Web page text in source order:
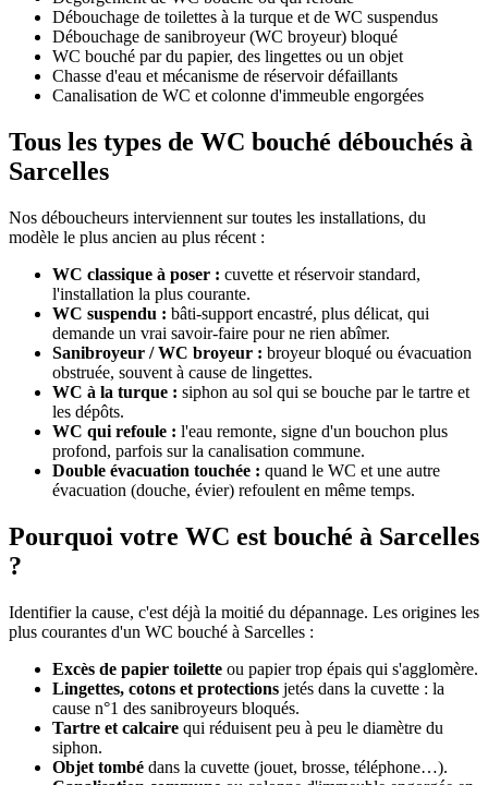
Débouchage de toilettes à la turque et de WC suspendus
Débouchage de sanibroyeur (WC broyeur) bloqué
WC bouché par du papier, des lingettes ou un objet
Chasse d'eau et mécanisme de réservoir défaillants
Canalisation de WC et colonne d'immeuble engorgées
Tous les types de WC bouché débouchés à
Sarcelles
Nos déboucheurs interviennent sur toutes les installations, du
modèle le plus ancien au plus récent :
WC classique à poser : cuvette et réservoir standard,
l'installation la plus courante.
WC suspendu : bâti-support encastré, plus délicat, qui
demande un vrai savoir-faire pour ne rien abîmer.
Sanibroyeur / WC broyeur : broyeur bloqué ou évacuation
obstruée, souvent à cause de lingettes.
WC à la turque : siphon au sol qui se bouche par le tartre et
les dépôts.
WC qui refoule : l'eau remonte, signe d'un bouchon plus
profond, parfois sur la canalisation commune.
Double évacuation touchée : quand le WC et une autre
évacuation (douche, évier) refoulent en même temps.
Pourquoi votre WC est bouché à Sarcelles
?
Identifier la cause, c'est déjà la moitié du dépannage. Les origines les
plus courantes d'un WC bouché à Sarcelles :
Excès de papier toilette ou papier trop épais qui s'agglomère.
Lingettes, cotons et protections jetés dans la cuvette : la
cause n°1 des sanibroyeurs bloqués.
Tartre et calcaire qui réduisent peu à peu le diamètre du
siphon.
Objet tombé dans la cuvette (jouet, brosse, téléphone…).